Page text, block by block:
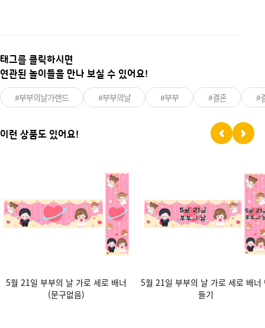
태그를 클릭하시면
연관된 놀이들을 만나 보실 수 있어요!
#부부의날가랜드 #부부의날 #부부 #결혼 #
이런 상품도 있어요!
5월 21일 부부의 날 가로 세로 배너
(문구없음)
5월 21일 부부의 날 가로 세로 배너
들기